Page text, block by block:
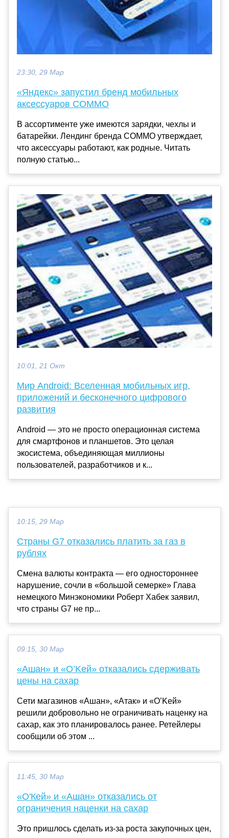
23:30, 29 Мар
«Яндекс» запустил бренд мобильных
аксессуаров COMMO
В ассортименте уже имеются зарядки, чехлы и
батарейки. Лендинг бренда COMMO утверждает,
что аксессуары работают, как родные. Читать
полную статью...
10:01, 21 Окт
Мир Android: Вселенная мобильных игр,
приложений и бесконечного цифрового
развития
Android — это не просто операционная система
для смартфонов и планшетов. Это целая
экосистема, объединяющая миллионы
пользователей, разработчиков и к...
10:15, 29 Мар
Страны G7 отказались платить за газ в
рублях
Смена валюты контракта — его одностороннее
нарушение, сочли в «большой семерке» Глава
немецкого Минэкономики Роберт Хабек заявил,
что страны G7 не пр...
09:15, 30 Мар
«Ашан» и «О’Keй» отказались сдерживать
цены на сахар
Сети магазинов «Ашан», «Атак» и «О’Keй»
решили добровольно не ограничивать наценку на
сахар, как это планировалось ранее. Ретейлеры
сообщили об этом ...
11:45, 30 Мар
«О'Кей» и «Ашан» отказались от
ограничения наценки на сахар
Это пришлось сделать из-за роста закупочных цен,